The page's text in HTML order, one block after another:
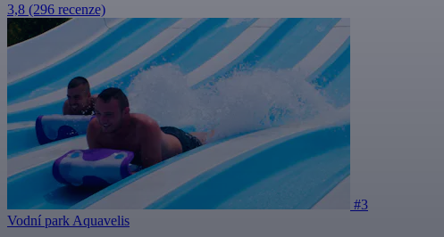
3,8 (296 recenze)
#3
Vodní park Aquavelis